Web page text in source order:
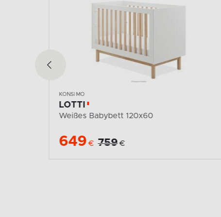
KONSIMO
LOTTI
Kinderbett Matratze 120x60
199 € 229 €